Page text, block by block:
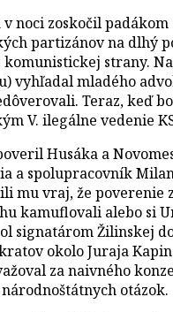
noci zoskočil
partizánov na dlhý
strany.
vyhľadal mladého
Teraz, keď
V. ilegálne vedenie
Husáka a
spolupracovník
mu vraj, že
kamuflovali alebo
signatárom Žilinskej
okolo Juraja
za naivného
otázok.